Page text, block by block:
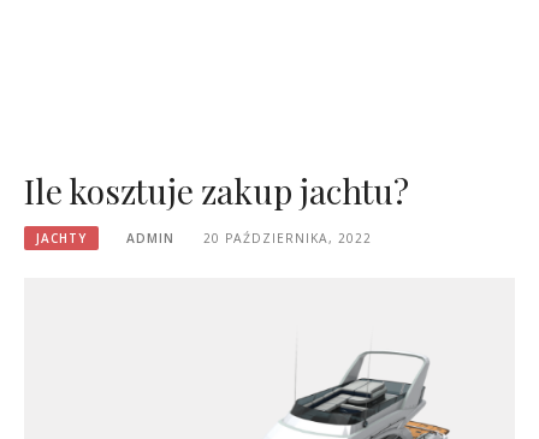
Ile kosztuje zakup jachtu?
JACHTY ADMIN 20 PAŹDZIERNIKA, 2022